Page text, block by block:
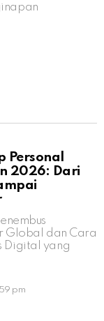
Personal
2026: Dari
Global dan Cara
Digital yang
pm